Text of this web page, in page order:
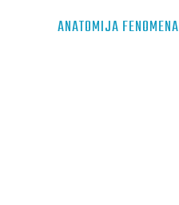
ANATOMIJA FENOMENA